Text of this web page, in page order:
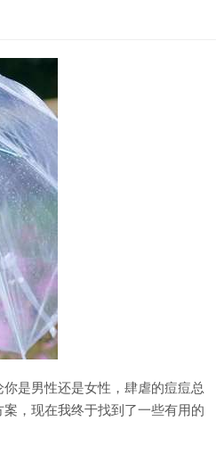
是男性还是女性，肆虐的痘痘总
，现在我终于找到了一些有用的